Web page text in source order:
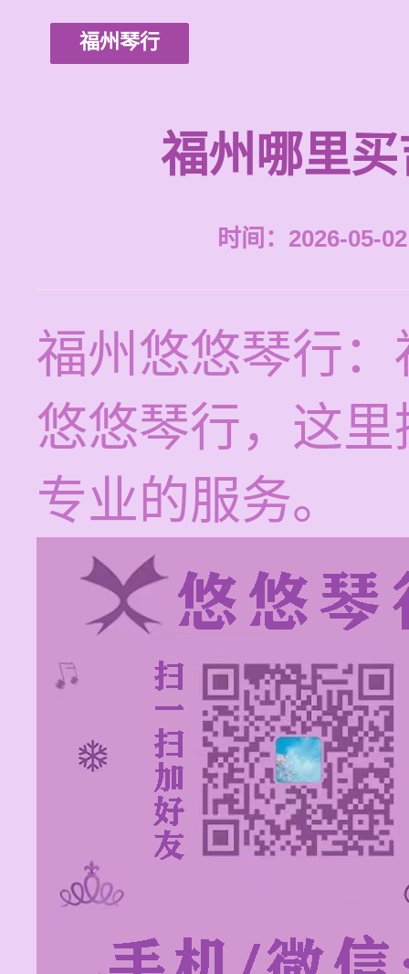
福州琴行
福州哪里
时间：2026-05-
福州悠悠琴行
悠悠琴行，这
专业的服务。